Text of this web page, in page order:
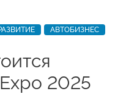
АВТОБИЗНЕС
2025